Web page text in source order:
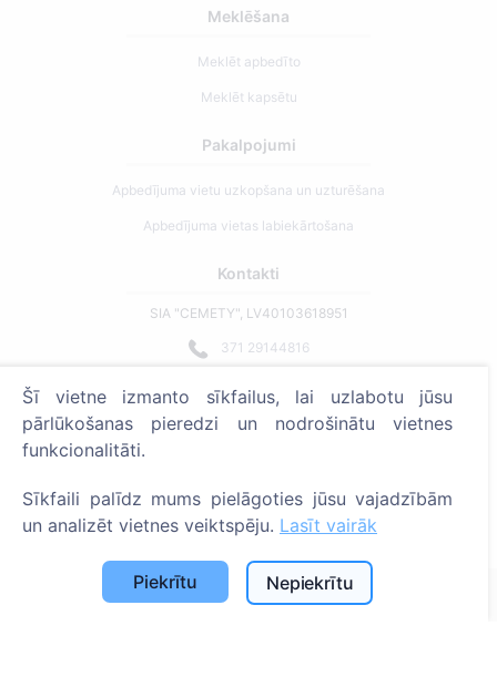
Meklēšana
Meklēt apbedīto
Meklēt kapsētu
Pakalpojumi
Apbedījuma vietu uzkopšana un uzturēšana
Apbedījuma vietas labiekārtošana
Kontakti
SIA "CEMETY", LV40103618951
371 29144816
Strādājam visā Latvijā!
Administratoriem
© 2013 - 2026 Cemety Visas tiesības aizsargātas
Privātuma politika un noteikumi.
Šī vietne izmanto sīkfailus, lai uzlabotu jūsu
pārlūkošanas pieredzi un nodrošinātu vietnes
funkcionalitāti.
Sīkfaili palīdz mums pielāgoties jūsu vajadzībām
un analizēt vietnes veiktspēju. Lasīt vairāk
Piekrītu Nepiekrītu